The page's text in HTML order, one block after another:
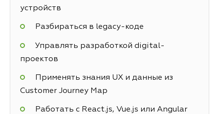
устройств
Разбираться в legacy-коде
Управлять разработкой digital-
проектов
Применять знания UX и данные из
Customer Journey Map
Работать с React.js, Vue.js или Angular